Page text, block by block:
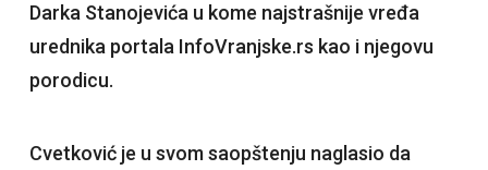
Darka Stanojevića u kome najstrašnije vređa
urednika portala InfoVranjske.rs kao i njegovu
porodicu.
Cvetković je u svom saopštenju naglasio da